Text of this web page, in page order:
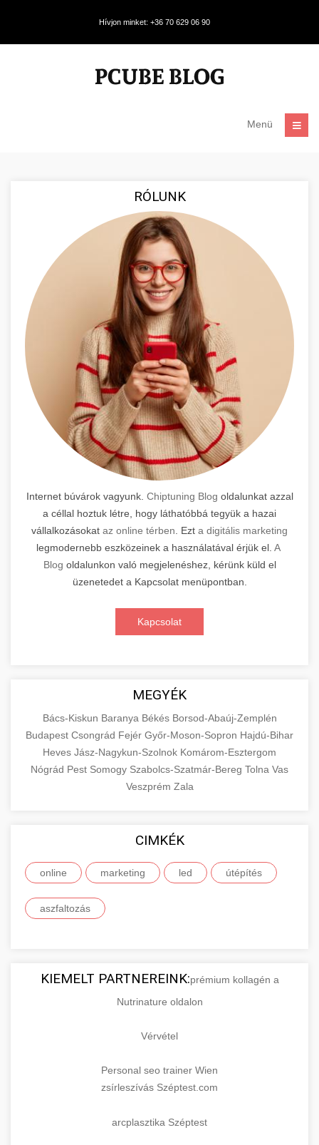
Hívjon minket: +36 70 629 06 90
Menü
RÓLUNK
Internet búvárok vagyunk. Chiptuning Blog oldalunkat azzal
a céllal hoztuk létre, hogy láthatóbbá tegyük a hazai
vállalkozásokat az online térben . Ezt a digitális marketing
legmodernebb eszközeinek a használatával érjük el. A
Blog oldalunkon való megjelenéshez, kérünk küld el
üzenetedet a Kapcsolat menüpontban.
Kapcsolat
MEGYÉK
Bács-Kiskun Baranya Békés Borsod-Abaúj-Zemplén
Budapest Csongrád Fejér Győr-Moson-Sopron Hajdú-Bihar
Heves Jász-Nagykun-Szolnok Komárom-Esztergom
Nógrád Pest Somogy Szabolcs-Szatmár-Bereg Tolna Vas
Veszprém Zala
CIMKÉK
online marketing led útépítés
aszfaltozás
KIEMELT PARTNEREINK:prémium kollagén a
Nutrinature oldalon
Vérvétel
Personal seo trainer Wien
zsírleszívás Széptest.com
arcplasztika Széptest